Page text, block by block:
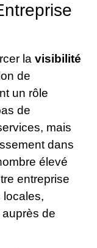
la visibilité
de
un rôle
de
mais
dans
élevé
entreprise
locales,
de